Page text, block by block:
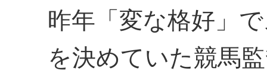
昨年「変な格好」
を決めていた競馬